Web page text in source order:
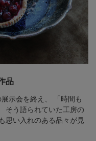
品
示会を終え、
「時間も
そう語られていた工房の
思い入れのある品々が見